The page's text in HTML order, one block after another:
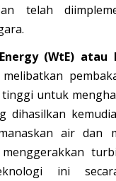
telah
(WtE) atau
untuk
dihasilkan
air dan
ini